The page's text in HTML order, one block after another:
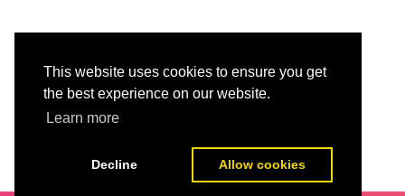
This website uses cookies to ensure you get
the best experience on our website.
Learn more
Decline Allow cookies
POSTING LEBIH BARU BERANDA